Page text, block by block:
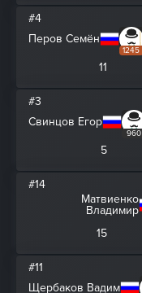
#4
Перов Семён
1245
11
#3
Свинцов Егор
960
5
#14
Матвиенко
Владимир
15
#11
Щербаков Вадим